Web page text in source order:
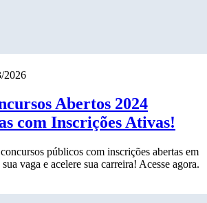
2026
Abertos 2024
com Inscrições Ativas!
públicos com inscrições abertas em
vaga e acelere sua carreira! Acesse agora.